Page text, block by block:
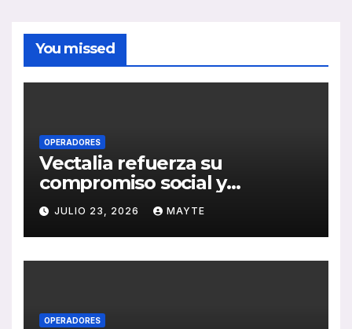
You missed
OPERADORES
Vectalia refuerza su
compromiso social y
medioambiental con la
publicación de su Memoria
de RSC 2025
JULIO 23, 2026 MAYTE
OPERADORES